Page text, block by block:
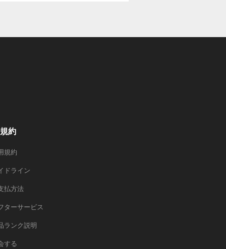
約
規約
ドライン
払方法
ターサービス
ランク説明
する